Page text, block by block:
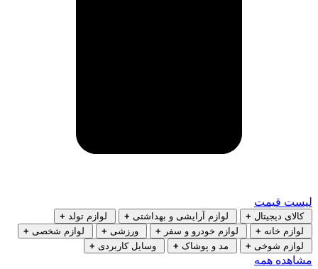
لیست قیمت
کالای دیجیتال + لوازم آرایشی و بهداشتی + لوازم تولد +
لوازم خانه + لوازم خودرو و سفر + ورزشی + لوازم شخصی +
لوازم شوخی + مد و پوشاک + وسایل کاربردی +
مشاهده همه